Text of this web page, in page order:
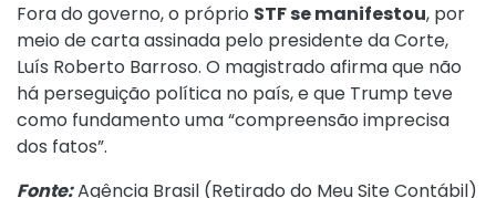
Fora do governo, o próprio STF se manifestou, por
meio de carta assinada pelo presidente da Corte,
Luís Roberto Barroso. O magistrado afirma que não
há perseguição política no país, e que Trump teve
como fundamento uma “compreensão imprecisa
dos fatos”.
Fonte:Agência Brasil (Retirado do Meu Site Contábil)